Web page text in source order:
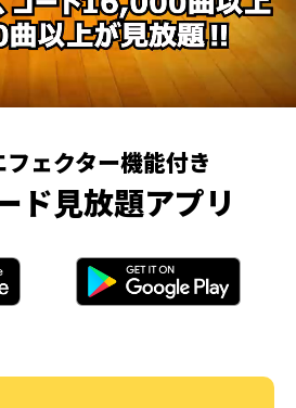
フェクター機能付き
ド見放題アプリ